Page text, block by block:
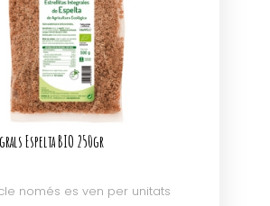
Espelta BIO 250gr
només es ven per unitats